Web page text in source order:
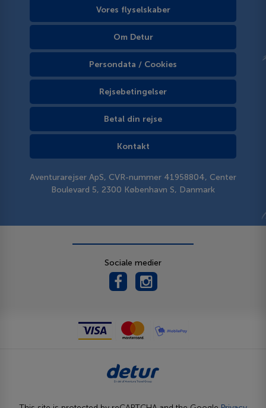
Vores flyselskaber
Om Detur
Persondata / Cookies
Rejsebetingelser
Betal din rejse
Kontakt
Aventurarejser ApS, CVR-nummer 41958804, Center
Boulevard 5, 2300 København S, Danmark
Sociale medier